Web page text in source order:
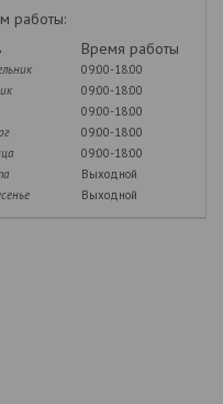
работы:
Время работы
09:00-18:00
09:00-18:00
09:00-18:00
09:00-18:00
09:00-18:00
Выходной
Выходной